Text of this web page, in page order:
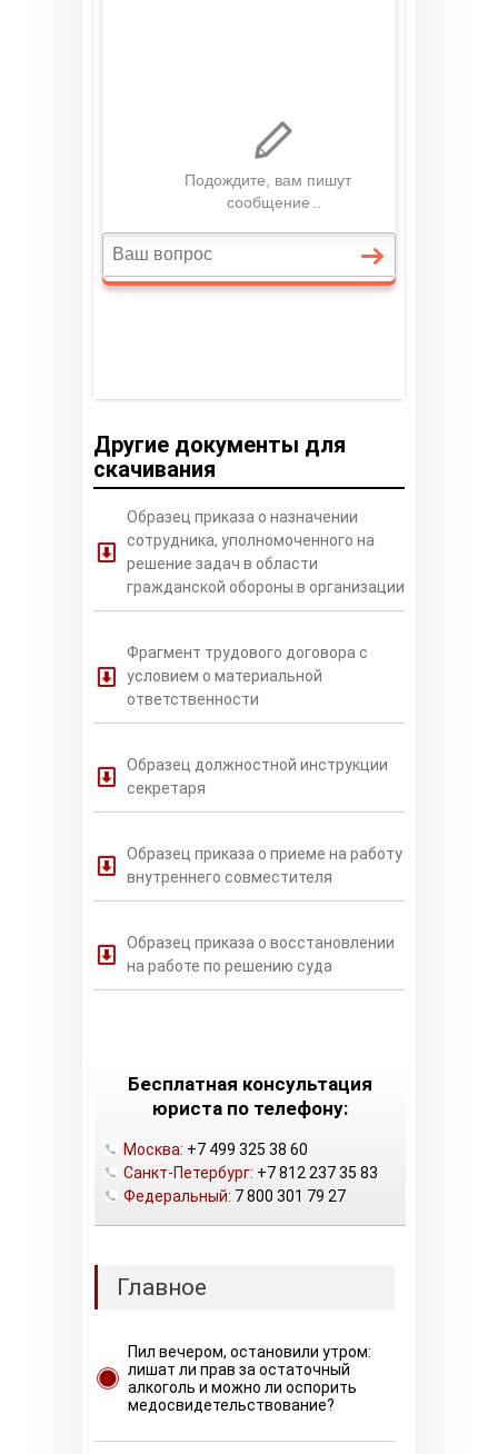
Другие документы для
скачивания
Образец приказа о назначении
сотрудника, уполномоченного на
решение задач в области
гражданской обороны в организации
Фрагмент трудового договора с
условием о материальной
ответственности
Образец должностной инструкции
секретаря
Образец приказа о приеме на работу
внутреннего совместителя
Образец приказа о восстановлении
на работе по решению суда
Бесплатная консультация
юриста по телефону:
Москва: +7 499 325 38 60
Санкт-Петербург: +7 812 237 35 83
Федеральный: 7 800 301 79 27
Главное
Пил вечером, остановили утром:
лишат ли прав за остаточный
алкоголь и можно ли оспорить
медосвидетельствование?